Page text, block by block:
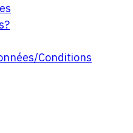
Conditions